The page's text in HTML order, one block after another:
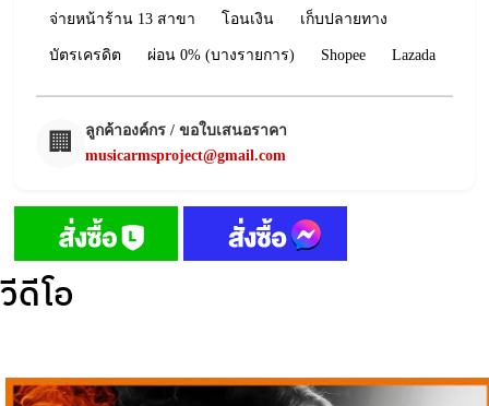
จ่ายหน้าร้าน 13 สาขา โอนเงิน เก็บปลายทาง
บัตรเครดิต ผ่อน 0% (บางรายการ) Shopee Lazada
🏢
ลูกค้าองค์กร / ขอใบเสนอราคา
musicarmsproject@gmail.com
วีดีโอ